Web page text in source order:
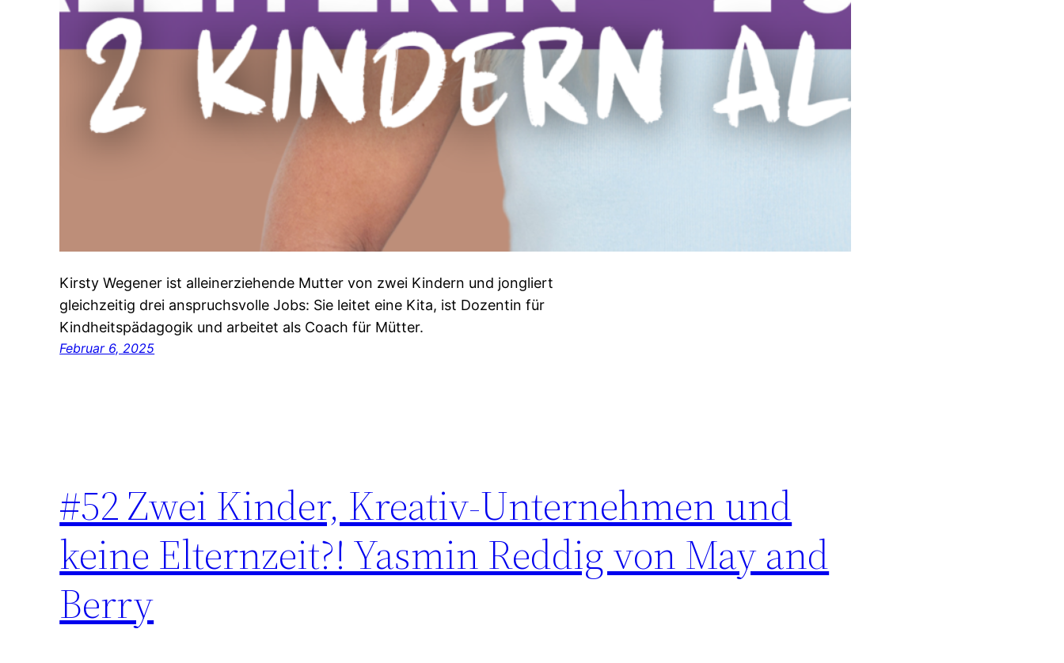
Kirsty Wegener ist alleinerziehende Mutter von zwei Kindern und jongliert
gleichzeitig drei anspruchsvolle Jobs: Sie leitet eine Kita, ist Dozentin für
Kindheitspädagogik und arbeitet als Coach für Mütter.
Februar 6, 2025
#52 Zwei Kinder, Kreativ-Unternehmen und
keine Elternzeit?! Yasmin Reddig von May and
Berry